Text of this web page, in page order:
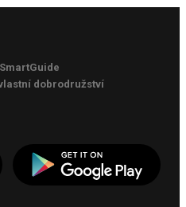
dobrodružství